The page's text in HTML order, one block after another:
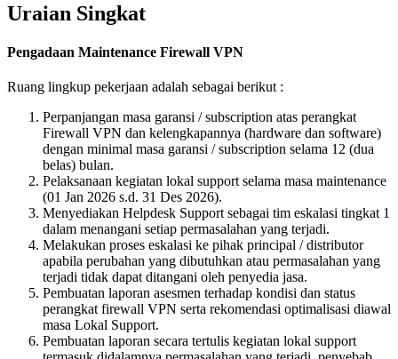
Uraian Singkat
Pengadaan Maintenance Firewall VPN
Ruang lingkup pekerjaan adalah sebagai berikut :
Perpanjangan masa garansi / subscription atas perangkat
Firewall VPN dan kelengkapannya (hardware dan software)
dengan minimal masa garansi / subscription selama 12 (dua
belas) bulan.
Pelaksanaan kegiatan lokal support selama masa maintenance
(01 Jan 2026 s.d. 31 Des 2026).
Menyediakan Helpdesk Support sebagai tim eskalasi tingkat 1
dalam menangani setiap permasalahan yang terjadi.
Melakukan proses eskalasi ke pihak principal / distributor
apabila perubahan yang dibutuhkan atau permasalahan yang
terjadi tidak dapat ditangani oleh penyedia jasa.
Pembuatan laporan asesmen terhadap kondisi dan status
perangkat firewall VPN serta rekomendasi optimalisasi diawal
masa Lokal Support.
Pembuatan laporan secara tertulis kegiatan lokal support